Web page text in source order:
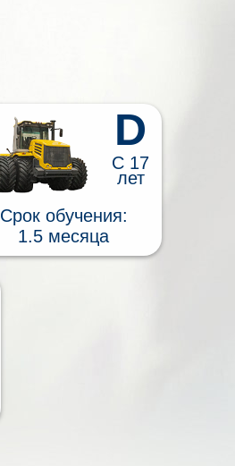
D
С 17
лет
Срок обучения:
1.5 месяца